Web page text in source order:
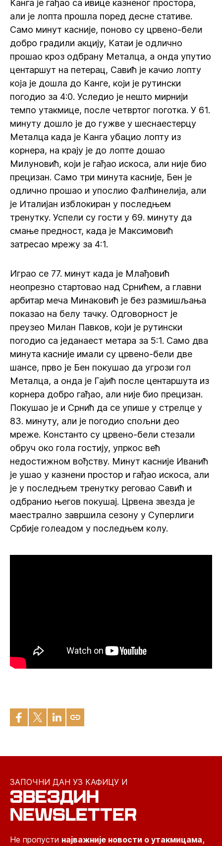
Канга је гађао са ивице казненог простора,
али је лопта прошла поред десне стативе.
Само минут касније, поново су црвено-бели
добро градили акцију, Катаи је одлично
прошао кроз одбрану Металца, а онда упутио
центаршут на петерац, Савић је качио лопту
која је дошла до Канге, који је рутински
погодио за 4:0. Уследио је нешто мирнији
темпо утакмице, после четвртог поготка. У 61.
минуту дошло је до гужве у шеснаестерцу
Металца када је Канга убацио лопту из
корнера, на крају је до лопте дошао
Милуновић, који је гађао искоса, али није био
прецизан. Само три минута касније, Бен је
одлично прошао и упослио Фалћинелија, али
је Италијан изблокиран у последњем
тренутку. Успели су гости у 69. минуту да
смање предност, када је Максимовић
затресао мрежу за 4:1.
Играо се 77. минут када је Млађовић
неопрезно стартовао над Срнићем, а главни
арбитар меча Минаковић је без размишљања
показао на белу тачку. Одговорност је
преузео Милан Павков, који је рутински
погодио са једанаест метара за 5:1. Само два
минута касније имали су црвено-бели две
шансе, прво је Бен покушао да угрози гол
Металца, а онда је Гајић после центаршута из
корнера добро гађао, али није био прецизан.
Покушао је и Срнић да се упише у стрелце у
83. минуту, али је погодио спољни део
мреже. Константо су црвено-бели стезали
обруч око гола гостију, упркос већ
недостижном вођству. Минут касније Иванић
је ушао у казнени простор и гађао искоса, али
је у последњем тренутку реговао Савић и
одбранио његов покушај. Црвена звезда је
маестрално завршила сезону у Суперлиги
Србије голеадом у последњем колу.
ЗАПОЧНИ ДАН УЗ КАФИЦУ И
ЗВЕЗДИН
NEWSLETTER
Не пропусти најважније новости о утакмицама,